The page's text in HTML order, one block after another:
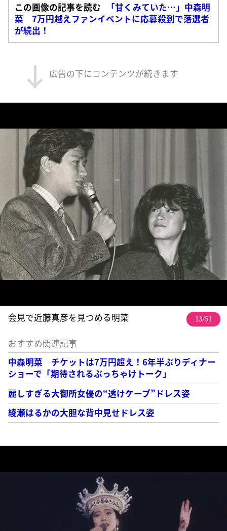
この画像の記事を読む
「甘くみていた…」中森明
菜 7万円越えファンイベントに応募殺到で落選者
が続出！
広告の下にコンテンツが続きます
会見で近藤真彦を見つめる明菜 13/51
おすすめ関連記事
中森明菜 チケットは7万円超え！6年半ぶりディナー
ショーで「期待されるぶっちゃけトーク」
麗しすぎる大御所女優の“透けケープ”ドレス姿
綾瀬はるかの大胆な背中見せドレス姿